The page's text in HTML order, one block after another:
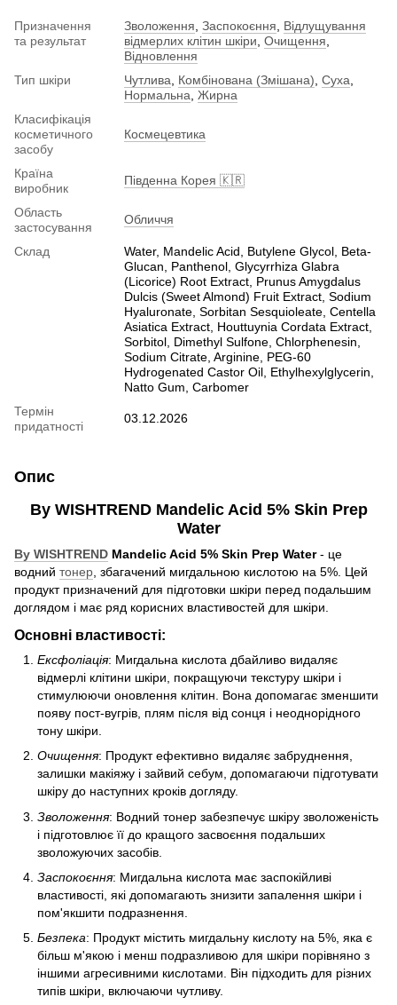
Призначення
та результат
Зволоження Заспокоєння
Відлущування
відмерлих клітин шкіри Очищення
Відновлення
Тип шкіри
Чутлива Комбінована (Змішана) Суха
Нормальна Жирна
Класифікація
косметичного
засобу
Космецевтика
Країна
виробник
Південна Корея 🇰🇷
Область
застосування
Обличчя
Склад
Water, Mandelic Acid, Butylene Glycol, Beta-
Glucan, Panthenol, Glycyrrhiza Glabra
(Licorice) Root Extract, Prunus Amygdalus
Dulcis (Sweet Almond) Fruit Extract, Sodium
Hyaluronate, Sorbitan Sesquioleate, Centella
Asiatica Extract, Houttuynia Cordata Extract,
Sorbitol, Dimethyl Sulfone, Chlorphenesin,
Sodium Citrate, Arginine, PEG-60
Hydrogenated Castor Oil, Ethylhexylglycerin,
Natto Gum, Carbomer
Термін
придатності
03.12.2026
Опис
By WISHTREND Mandelic Acid 5% Skin Prep
Water
By WISHTREND Mandelic Acid 5% Skin Prep Water- це
водний тонер , збагачений мигдальною кислотою на 5%. Цей
продукт призначений для підготовки шкіри перед подальшим
доглядом і має ряд корисних властивостей для шкіри.
Основні властивості:
Ексфоліація: Мигдальна кислота дбайливо видаляє
відмерлі клітини шкіри, покращуючи текстуру шкіри і
стимулюючи оновлення клітин. Вона допомагає зменшити
появу пост-вугрів, плям після від сонця і неоднорідного
тону шкіри.
Очищення: Продукт ефективно видаляє забруднення,
залишки макіяжу і зайвий себум, допомагаючи підготувати
шкіру до наступних кроків догляду.
Зволоження: Водний тонер забезпечує шкіру зволоженість
і підготовлює її до кращого засвоєння подальших
зволожуючих засобів.
Заспокоєння: Мигдальна кислота має заспокійливі
властивості, які допомагають знизити запалення шкіри і
пом'якшити подразнення.
Безпека: Продукт містить мигдальну кислоту на 5%, яка є
більш м'якою і менш подразливою для шкіри порівняно з
іншими агресивними кислотами. Він підходить для різних
типів шкіри, включаючи чутливу.